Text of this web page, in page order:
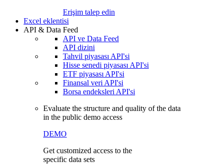
Erişim talep edin
Excel eklentisi
API & Data Feed
API ve Data Feed
API dizini
Tahvil piyasası API'si
Hisse senedi piyasası API'si
ETF piyasası API'si
Finansal veri API'si
Borsa endeksleri API'si
Evaluate the structure and quality of the data
in the public demo access
DEMO
Get customized access to the
specific data sets